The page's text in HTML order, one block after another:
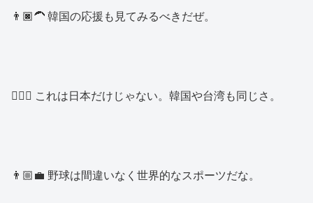
👨🏿‍🦱 韓国の応援も見てみるべきだぜ。
🙍🏻‍♂️ これは日本だけじゃない。韓国や台湾も同じさ。
👨🏼‍💼 野球は間違いなく世界的なスポーツだな。